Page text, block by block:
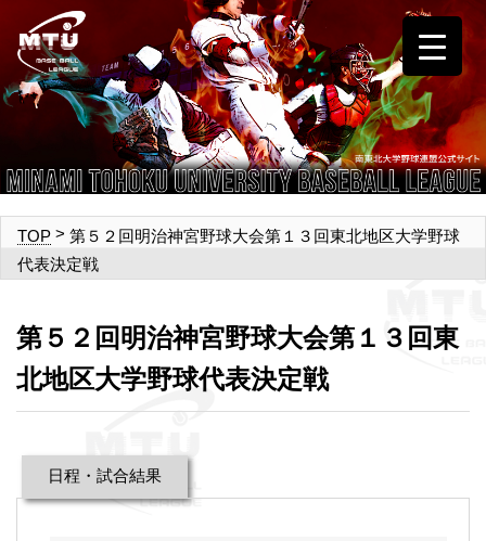
TOP > 第５２回明治神宮野球大会第１３回東北地区大学野球
代表決定戦
第５２回明治神宮野球大会第１３回東
北地区大学野球代表決定戦
日程・試合結果